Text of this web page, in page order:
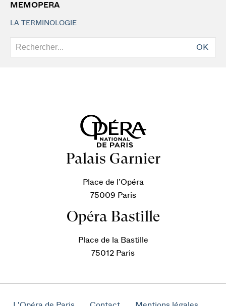
MEMOPERA
LA TERMINOLOGIE
OK
Palais Garnier
Place de l’Opéra
75009 Paris
Opéra Bastille
Place de la Bastille
75012 Paris